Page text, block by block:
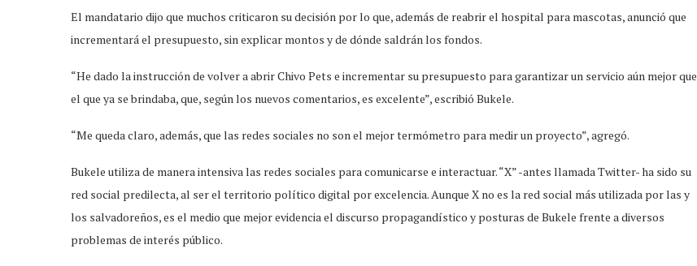
El mandatario dijo que muchos criticaron su decisión por lo que, además de reabrir el hospital para mascotas, anunció que
incrementará el presupuesto, sin explicar montos y de dónde saldrán los fondos.
“He dado la instrucción de volver a abrir Chivo Pets e incrementar su presupuesto para garantizar un servicio aún mejor que
el que ya se brindaba, que, según los nuevos comentarios, es excelente”, escribió Bukele.
“Me queda claro, además, que las redes sociales no son el mejor termómetro para medir un proyecto”, agregó.
Bukele utiliza de manera intensiva las redes sociales para comunicarse e interactuar. “X” -antes llamada Twitter- ha sido su
red social predilecta, al ser el territorio político digital por excelencia. Aunque X no es la red social más utilizada por las y
los salvadoreños, es el medio que mejor evidencia el discurso propagandístico y posturas de Bukele frente a diversos
problemas de interés público.